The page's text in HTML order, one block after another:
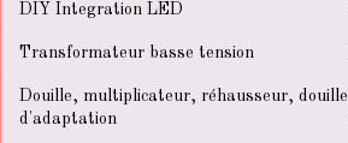
DIY Integration LED
Transformateur basse tension
Douille, multiplicateur, réhausseur, douille
d'adaptation